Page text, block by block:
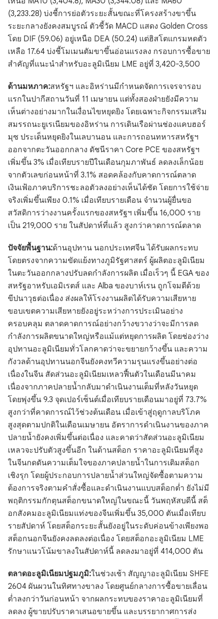
(3,233.28) บ่งชี้การย่อตัวระยะสั้นขณะที่โครงสร้างขาขึ้น
ระยะกลางยังคงสมบูรณ์ ตัวชี้วัด MACD แสดง Golden Cross
โดย DIF (59.06) อยู่เหนือ DEA (50.24) แต่ฮิสโตแกรมหดตัว
เหลือ 17.64 บ่งชี้โมเมนตัมขาขึ้นอ่อนแรงลง กรอบการซื้อขาย
สำคัญที่แนะนำสำหรับอะลูมิเนียม LME อยู่ที่ 3,420-3,500
ด้านมหภาค:สหรัฐฯ และอิหร่านมีกำหนดจัดการเจรจารอบ
แรกในปากีสถานวันที่ 11 เมษายน แต่ทั้งสองฝ่ายยังมีความ
เห็นต่างอย่างมากในเงื่อนไขหยุดยิง โดยเฉพาะกิจกรรมเสริม
สมรรถนะยูเรเนียมของอิหร่าน การเดินเรือผ่านช่องแคบฮอร์
มุซ ประเด็นหยุดยิงในเลบานอน และการถอนทหารสหรัฐฯ
ออกจากตะวันออกกลาง ดัชนีราคา Core PCE ของสหรัฐฯ
เพิ่มขึ้น 3% เมื่อเทียบรายปีในเดือนกุมภาพันธ์ ลดลงเล็กน้อย
จากตัวเลขก่อนหน้าที่ 3.1% สอดคล้องกับคาดการณ์ตลาด
เงินเฟ้อภาคบริการชะลอตัวลงอย่างเห็นได้ชัด โดยการใช้จ่าย
จริงเพิ่มขึ้นเพียง 0.1% เมื่อเทียบรายเดือน จำนวนผู้ยื่นขอ
สวัสดิการว่างงานครั้งแรกของสหรัฐฯ เพิ่มขึ้น 16,000 ราย
เป็น 219,000 ราย ในสัปดาห์ที่แล้ว สูงกว่าคาดการณ์ตลาด
ปัจจัยพื้นฐาน:ด้านอุปทาน นอกประเทศจีน ได้รับผลกระทบ
โดยตรงจากความขัดแย้งทางภูมิรัฐศาสตร์ ผู้ผลิตอะลูมิเนียม
ในตะวันออกกลางปรับลดกำลังการผลิต เมื่อเร็วๆ นี้ EGA ของ
สหรัฐอาหรับเอมิเรตส์ และ Alba ของบาห์เรน ถูกโจมตีด้วย
ขีปนาวุธต่อเนื่อง ส่งผลให้โรงงานผลิตได้รับความเสียหาย
ขอบเขตความเสียหายยังอยู่ระหว่างการประเมินอย่าง
ครอบคลุม ตลาดคาดการณ์อย่างกว้างขวางว่าจะมีการลด
กำลังการผลิตขนาดใหญ่หรือแม้แต่หยุดการผลิต โดยช่องว่าง
อุปทานอะลูมิเนียมทั่วโลกคาดว่าจะขยายกว้างขึ้น และความ
กังวลด้านอุปทานนอกจีนยังคงทวีความรุนแรงขึ้นอย่างต่อ
เนื่องในจีน สัดส่วนอะลูมิเนียมเหลวฟื้นตัวในเดือนมีนาคม
เนื่องจากภาคปลายน้ำกลับมาดำเนินงานเต็มที่หลังวันหยุด
โดยพุ่งขึ้น 9.3 จุดเปอร์เซ็นต์เมื่อเทียบรายเดือนมาอยู่ที่ 73.7%
สูงกว่าที่คาดการณ์ไว้ช่วงต้นเดือน เมื่อเข้าสู่ฤดูกาลบริโภค
สูงสุดตามปกติในเดือนเมษายน อัตราการดำเนินงานของภาค
ปลายน้ำยังคงเพิ่มขึ้นต่อเนื่อง และคาดว่าสัดส่วนอะลูมิเนียม
เหลวจะปรับตัวสูงขึ้นอีก ในด้านสต็อก ราคาอะลูมิเนียมที่สูง
ในจีนกดดันความเต็มใจของภาคปลายน้ำในการเติมสต็อก
เชิงรุก โดยผู้ประกอบการปลายน้ำส่วนใหญ่จัดซื้อตามความ
ต้องการจริงตามคำสั่งซื้อและดำเนินงานแบบสต็อกต่ำ ยังไม่มี
พฤติกรรมกักตุนสต็อกขนาดใหญ่ในขณะนี้ วันพฤหัสบดีนี้ สต็
อกสังคมอะลูมิเนียมแท่งของจีนเพิ่มขึ้น 35,000 ตันเมื่อเทียบ
รายสัปดาห์ โดยสต็อกระยะสั้นยังอยู่ในระดับค่อนข้างเพียงพอ
สต็อกนอกจีนยังคงลดลงต่อเนื่อง โดยสต็อกอะลูมิเนียม LME
รักษาแนวโน้มขาลงในสัปดาห์นี้ ลดลงมาอยู่ที่ 414,000 ตัน
ตลาดอะลูมิเนียมปฐมภูมิ:ในช่วงเช้า สัญญาอะลูมิเนียม SHFE
2604 ผันผวนในทิศทางขาลง โดยศูนย์กลางการซื้อขายเลื่อน
ต่ำลงกว่าวันก่อนหน้า จากผลกระทบของราคาอะลูมิเนียมที่
ลดลง ผู้ขายปรับราคาเสนอขายขึ้น และบรรยากาศการส่ง